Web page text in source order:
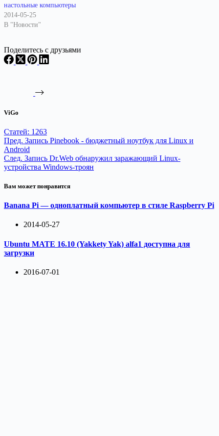
настольные компьютеры
2014-05-25
В "Новости"
Поделитесь с друзьями
ViGo
Статей: 1263
Пред. Запись Pinebook - бюджетный ноутбук для Linux и
Android
След. Запись Dr.Web обнаружил заражающий Linux-
устройства Windows-троян
Вам может понравится
Banana Pi — одноплатный компьютер в стиле Raspberry Pi
2014-05-27
Ubuntu MATE 16.10 (Yakkety Yak) alfa1 доступна для
загрузки
2016-07-01